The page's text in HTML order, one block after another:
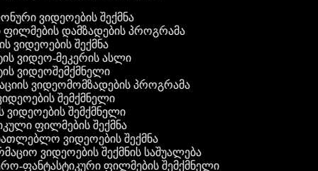
ვიდეოების შექმნა
ფილმების დამზადების პროგრამა
ვიდეოების შექმნა
ვიდეო-მეკერის ასლი
ვიდეოშემქმნელი
ვიდეომომზადების პროგრამა
შემქმნელი
ვიდეოების შემქმნელი
ფილმების შექმნა
ვიდეოების შექმნა
ვიდეოების შექმნის საშუალება
ფანტასტიკური ფილმების შემქმნელი